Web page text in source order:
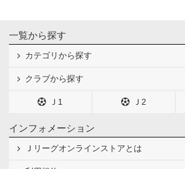
一覧から探す
カテゴリから探す
クラブから探す
Ｊ1 Ｊ2
インフォメーション
Ｊリーグオンラインストアとは